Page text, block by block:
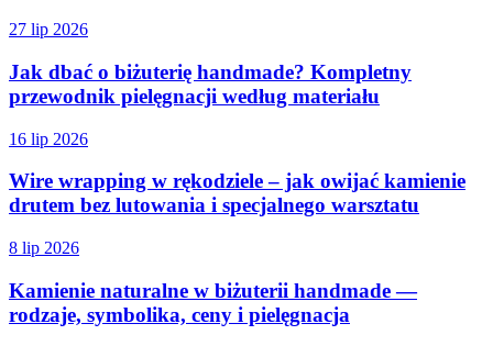
27 lip 2026
Jak dbać o biżuterię handmade? Kompletny
przewodnik pielęgnacji według materiału
16 lip 2026
Wire wrapping w rękodziele – jak owijać kamienie
drutem bez lutowania i specjalnego warsztatu
8 lip 2026
Kamienie naturalne w biżuterii handmade —
rodzaje, symbolika, ceny i pielęgnacja